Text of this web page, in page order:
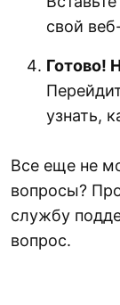
свой
Готово!
узнать,
Все еще не
вопросы?
службу
вопрос.